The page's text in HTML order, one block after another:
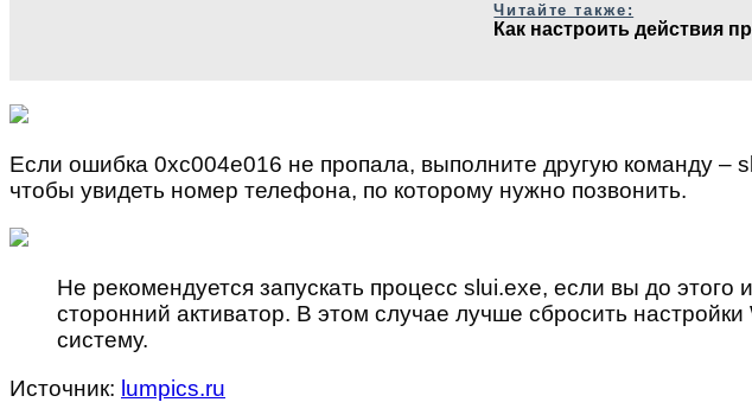
Читайте также:
Как настроить действия
Если ошибка 0xc004e016 не пропала, выполните другую команду –
чтобы увидеть номер телефона, по которому нужно позвонить.
Не рекомендуется запускать процесс slui.exe, если вы до
сторонний активатор. В этом случае лучше сбросить
систему.
Источник: lumpics.ru